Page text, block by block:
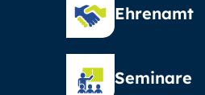
Ehrenamt
Seminare